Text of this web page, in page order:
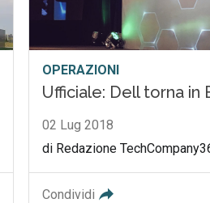
OPERAZIONI
Ufficiale: Dell torna in
02 Lug 2018
di Redazione
Condividi